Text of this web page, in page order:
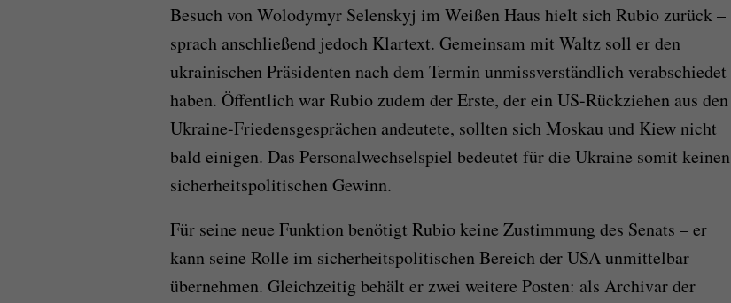
Besuch von Wolodymyr Selenskyj im Weißen Haus hielt sich Rubio zurück –
sprach anschließend jedoch Klartext. Gemeinsam mit Waltz soll er den
ukrainischen Präsidenten nach dem Termin unmissverständlich verabschiedet
haben. Öffentlich war Rubio zudem der Erste, der ein US-Rückziehen aus den
Ukraine-Friedensgesprächen andeutete, sollten sich Moskau und Kiew nicht
bald einigen. Das Personalwechselspiel bedeutet für die Ukraine somit keinen
sicherheitspolitischen Gewinn.
Für seine neue Funktion benötigt Rubio keine Zustimmung des Senats – er
kann seine Rolle im sicherheitspolitischen Bereich der USA unmittelbar
übernehmen. Gleichzeitig behält er zwei weitere Posten: als Archivar der